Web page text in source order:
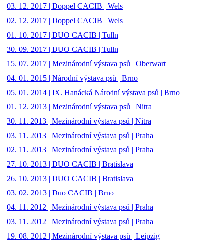
03. 12. 2017 | Doppel CACIB | Wels
02. 12. 2017 | Doppel CACIB | Wels
01. 10. 2017 | DUO CACIB | Tulln
30. 09. 2017 | DUO CACIB | Tulln
15. 07. 2017 | Mezinárodní výstava psů | Oberwart
04. 01. 2015 | Národní výstava psů | Brno
05. 01. 2014 | IX. Hanácká Národní výstava psů | Brno
01. 12. 2013 | Mezinárodní výstava psů | Nitra
30. 11. 2013 | Mezinárodní výstava psů | Nitra
03. 11. 2013 | Mezinárodní výstava psů | Praha
02. 11. 2013 | Mezinárodní výstava psů | Praha
27. 10. 2013 | DUO CACIB | Bratislava
26. 10. 2013 | DUO CACIB | Bratislava
03. 02. 2013 | Duo CACIB | Brno
04. 11. 2012 | Mezinárodní výstava psů | Praha
03. 11. 2012 | Mezinárodní výstava psů | Praha
19. 08. 2012 | Mezinárodní výstava psů | Leipzig